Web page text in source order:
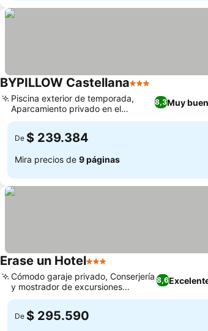
BYPILLOW Castellana3 Estrellas
8,3Muy
Piscina exterior de temporada,
Aparcamiento privado en el
establecimiento
De $ 239.384
Mira precios de 9 páginas
Erase un Hotel3 Estrellas
8,6
Cómodo garaje privado, Conserjería
y mostrador de excursiones
dedicados
De $ 295.590